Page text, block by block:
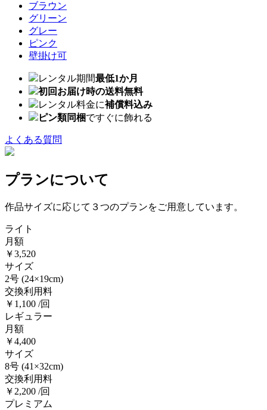
ブラウン
グリーン
グレー
ピンク
壁掛け可
レンタル期間最低1か月
初回お届け時の送料無料
レンタル料金に補償料込み
ピン類同梱ですぐに飾れる
よくある質問
プランについて
作品サイズに応じて３つのプランをご用意しています。
ライト
月額
￥3,520
サイズ
2号 (24×19cm)
交換利用料
￥1,100 /回
レギュラー
月額
￥4,400
サイズ
8号 (41×32cm)
交換利用料
￥2,200 /回
プレミアム